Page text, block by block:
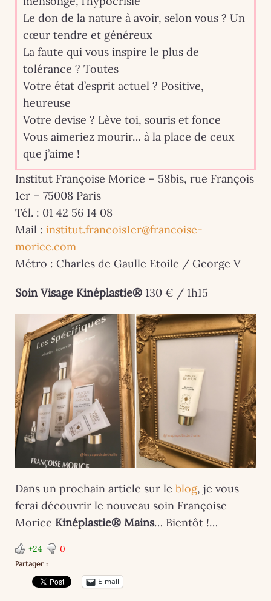
Le don de la nature à avoir, selon vous ? Un
cœur tendre et généreux
La faute qui vous inspire le plus de
tolérance ? Toutes
Votre état d’esprit actuel ? Positive,
heureuse
Votre devise ? Lève toi, souris et fonce
Vous aimeriez mourir… à la place de ceux
que j’aime !
Institut Françoise Morice – 58bis, rue François
1er – 75008 Paris
Tél. : 01 42 56 14 08
Mail : institut.francois1er@francoise-
morice.com
Métro : Charles de Gaulle Etoile / George V
Soin Visage Kinéplastie® 130 € / 1h15
Dans un prochain article sur le blog, je vous
ferai découvrir le nouveau soin Françoise
Morice Kinéplastie® Mains… Bientôt !…
+24 0
Partager :
E-mail